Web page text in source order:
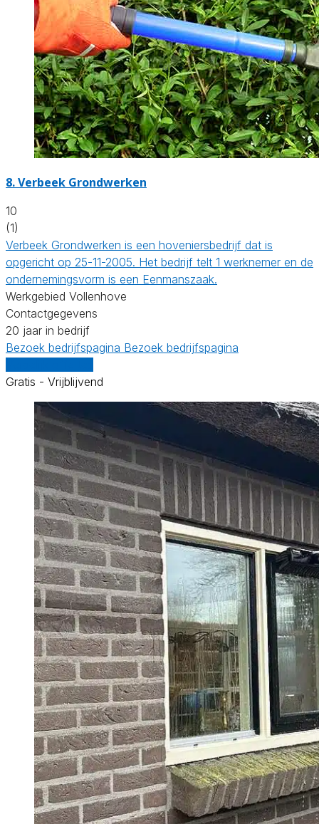
8.Verbeek Grondwerken
10
(1)
Verbeek Grondwerken is een hoveniersbedrijf dat is
opgericht op 25-11-2005. Het bedrijf telt 1 werknemer en de
ondernemingsvorm is een Eenmanszaak.
Werkgebied Vollenhove
Contactgegevens
20 jaar in bedrijf
Bezoek bedrijfspagina Bezoek bedrijfspagina
Gratis - Vrijblijvend